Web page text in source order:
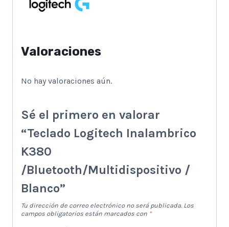
Valoraciones
No hay valoraciones aún.
Sé el primero en valorar
“Teclado Logitech Inalambrico
K380
/Bluetooth/Multidispositivo /
Blanco”
Tu dirección de correo electrónico no será publicada. Los
campos obligatorios están marcados con *